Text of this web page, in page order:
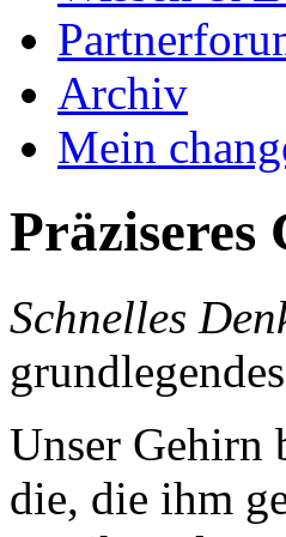
Archiv
Mein
Präziseres
Schnelles
Unser Gehirn
die, die ihm